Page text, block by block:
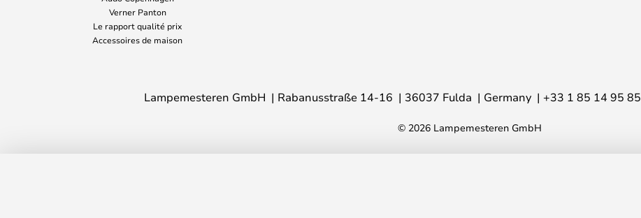
Verner Panton
Le rapport qualité prix
Accessoires de maison
Lampemesteren GmbH Rabanusstraße 14-16 36037 Fulda Germany +33 1 85 14 95 85
© 2026 Lampemesteren GmbH